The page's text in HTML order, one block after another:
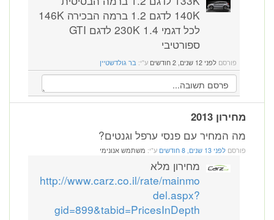
140K לדגם 1.2 ברמה הבכירה 146K
לכל דגמי 1.4 230K לדגם GTI
ספורטיבי
פורסם לפני 12 שנים, 2 חודשים ע"י: בר גולדשטיין
מחירון 2013
מה המחיר עם פנסי ערפל וגנטים?
פורסם לפני 13 שנים, 8 חודשים ע"י: משתמש אנונימי
מחירון מלא
http://www.carz.co.il/rate/mainmo
del.aspx?
gid=899&tabid=PricesInDepth